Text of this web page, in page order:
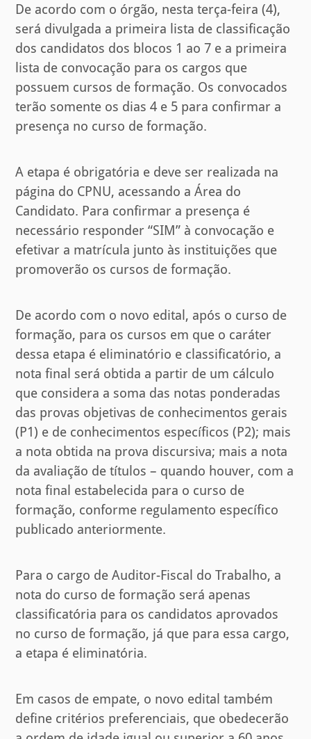
De acordo com o órgão, nesta terça-feira (4),
será divulgada a primeira lista de classificação
dos candidatos dos blocos 1 ao 7 e a primeira
lista de convocação para os cargos que
possuem cursos de formação. Os convocados
terão somente os dias 4 e 5 para confirmar a
presença no curso de formação.
A etapa é obrigatória e deve ser realizada na
página do CPNU, acessando a Área do
Candidato. Para confirmar a presença é
necessário responder “SIM” à convocação e
efetivar a matrícula junto às instituições que
promoverão os cursos de formação.
De acordo com o novo edital, após o curso de
formação, para os cursos em que o caráter
dessa etapa é eliminatório e classificatório, a
nota final será obtida a partir de um cálculo
que considera a soma das notas ponderadas
das provas objetivas de conhecimentos gerais
(P1) e de conhecimentos específicos (P2); mais
a nota obtida na prova discursiva; mais a nota
da avaliação de títulos – quando houver, com a
nota final estabelecida para o curso de
formação, conforme regulamento específico
publicado anteriormente.
Para o cargo de Auditor-Fiscal do Trabalho, a
nota do curso de formação será apenas
classificatória para os candidatos aprovados
no curso de formação, já que para essa cargo,
a etapa é eliminatória.
Em casos de empate, o novo edital também
define critérios preferenciais, que obedecerão